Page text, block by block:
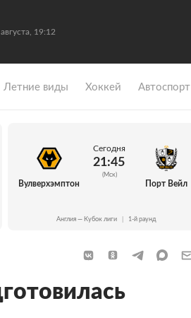
19:12
Летние виды Хоккей Автоспорт
Вулверхэмптон
Сегодня
21:45
(Мск)
Порт Вейл
Англия — Кубок лиги 1-й раунд